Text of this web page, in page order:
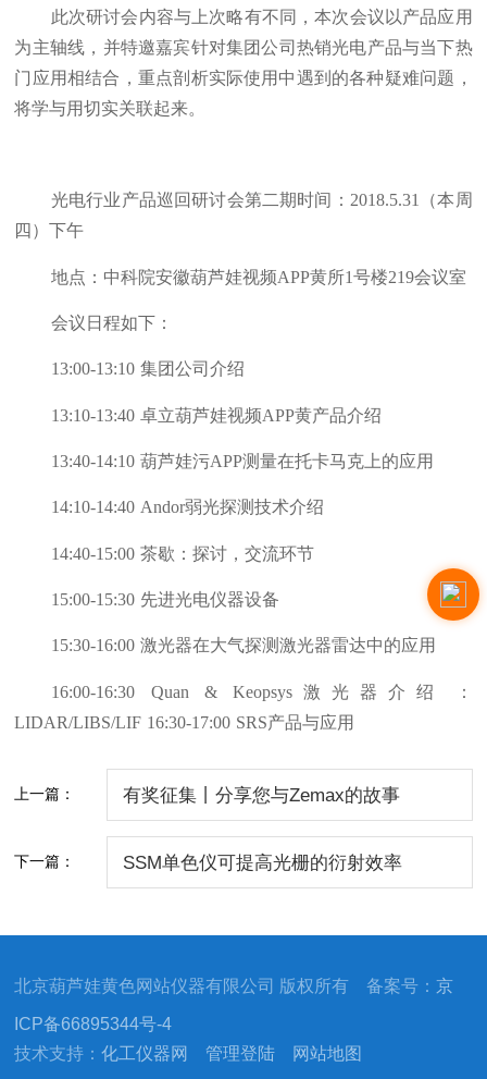
此次研讨会内容与上次略有不同，本次会议以产品应用
为主轴线，并特邀嘉宾针对集团公司热销光电产品与当下热
门应用相结合，重点剖析实际使用中遇到的各种疑难问题，
将学与用切实关联起来。
光电行业产品巡回研讨会第二期时间：2018.5.31（本周
四）下午
地点：中科院安徽葫芦娃视频APP黄所1号楼219会议室
会议日程如下：
13:00-13:10 集团公司介绍
13:10-13:40 卓立葫芦娃视频APP黄产品介绍
13:40-14:10 葫芦娃污APP测量在托卡马克上的应用
14:10-14:40 Andor弱光探测技术介绍
14:40-15:00 茶歇：探讨，交流环节
15:00-15:30 先进光电仪器设备
15:30-16:00 激光器在大气探测激光器雷达中的应用
16:00-16:30
Quan & Keopsys激光器介绍：
LIDAR/LIBS/LIF 16:30-17:00 SRS产品与应用
上一篇： 有奖征集丨分享您与Zemax的故事
下一篇： SSM单色仪可提高光栅的衍射效率
北京葫芦娃黄色网站仪器有限公司 版权所有 备案号：京
ICP备66895344号-4
技术支持：化工仪器网 管理登陆 网站地图